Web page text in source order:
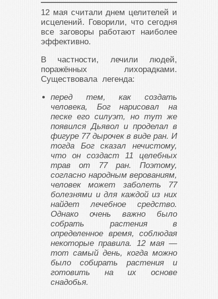
12 мая считали днем целителей и
исцелений. Говорили, что сегодня
все заговоры работают наиболее
эффективно.
В частности, лечили людей,
поражённых лихорадками.
Существовала легенда:
перед тем, как создать
человека, Бог нарисовал на
песке его силуэт, но тут же
появился Дьявол и проделал в
фигуре 77 дырочек в виде ран. И
тогда Бог сказал нечистому,
что он создаст 11 целебных
трав от 77 ран. Поэтому,
согласно народным верованиям,
человек может заболеть 77
болезнями и для каждой из них
найдет лечебное средство.
Однако очень важно было
собрать растения в
определенное время, соблюдая
некоторые правила. 12 мая —
тот самый день, когда можно
было собирать растения и
готовить на их основе
снадобья.